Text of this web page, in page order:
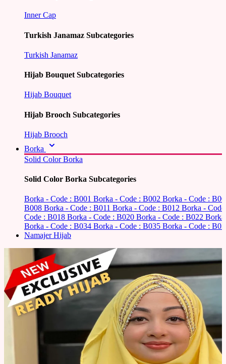
Inner Cap
Turkish Janamaz Subcategories
Turkish Janamaz
Hijab Bouquet Subcategories
Hijab Bouquet
Hijab Brooch Subcategories
Hijab Brooch
Borka
Solid Color Borka
Solid Color Borka Subcategories
Borka - Code : B001 Borka - Code : B002 Borka - Code :
B008 Borka - Code : B011 Borka - Code : B012 Borka -
Code : B018 Borka - Code : B020 Borka - Code : B022
Borka - Code : B034 Borka - Code : B035 Borka - Code :
Namajer Hijab